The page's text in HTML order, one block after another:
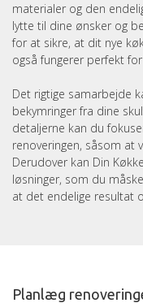
materialer og den
lytte til dine ønsker og
for at sikre, at dit nye
også fungerer perfekt
Det rigtige samarbejde
bekymringer fra dine
detaljerne kan du
renoveringen, såsom at
Derudover kan Din
løsninger, som du
at det endelige resultat
Planlæg